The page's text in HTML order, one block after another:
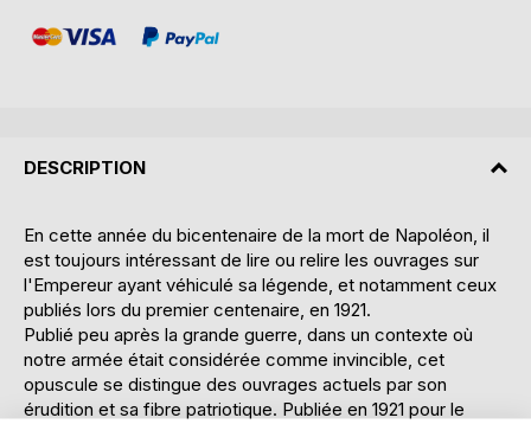
DESCRIPTION
En cette année du bicentenaire de la mort de Napoléon, il
est toujours intéressant de lire ou relire les ouvrages sur
l'Empereur ayant véhiculé sa légende, et notamment ceux
publiés lors du premier centenaire, en 1921.
Publié peu après la grande guerre, dans un contexte où
notre armée était considérée comme invincible, cet
opuscule se distingue des ouvrages actuels par son
érudition et sa fibre patriotique. Publiée en 1921 pour le